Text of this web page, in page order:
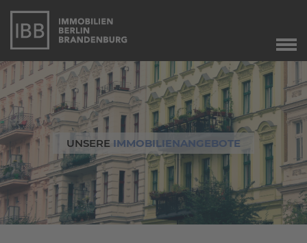
Start
Verkauf
Immobilienverkauf
Marketing
Immobilienbewertung
Unser Service
Leibrente
Dringend gesucht
UNSERE IMMOBILIENANGEBOTE